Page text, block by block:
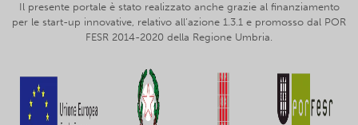
Il presente portale è stato realizzato anche grazie al finanziamento
per le start-up innovative, relativo all’azione 1.3.1 e promosso dal POR
FESR 2014-2020 della Regione Umbria.